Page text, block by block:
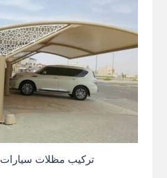
تركيب مظلات سيارات